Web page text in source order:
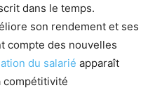
dans le temps.
son rendement et ses
compte des nouvelles
du salarié apparaît
compétitivité